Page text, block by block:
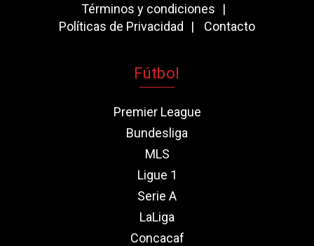
Términos y condiciones
Políticas de Privacidad
Contacto
Fútbol
Premier League
Bundesliga
MLS
Ligue 1
Serie A
LaLiga
Concacaf